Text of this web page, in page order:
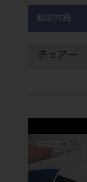
動画詳細
チェアー